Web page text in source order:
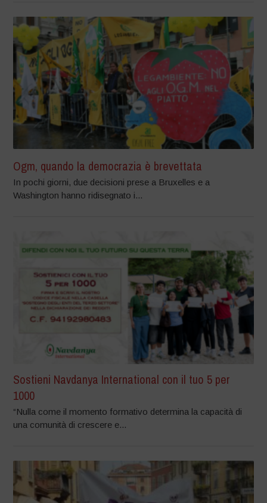
Ogm, quando la democrazia è brevettata
In pochi giorni, due decisioni prese a Bruxelles e a
Washington hanno ridisegnato i...
Sostieni Navdanya International con il tuo 5 per
1000
“Nulla come il momento formativo determina la capacità di
una comunità di crescere e...